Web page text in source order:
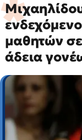
μαθητών
άδεια